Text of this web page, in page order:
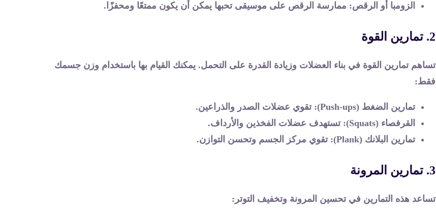
الزومبا أو الرقص: ممارسة الرقص على موسيقى تحبها يمكن أن يكون ممتعًا ومحفزًا.
2. تمارين القوة
تساهم تمارين القوة في بناء العضلات وزيادة القدرة على التحمل. يمكنك القيام بها باستخدام وزن جسمك
فقط:
تمارين الضغط (Push-ups)
: تقوي عضلات الصدر والذراعين.
القرفصاء (Squats)
: تستهدف عضلات الفخذين والأرداف.
تمارين البلانك (Plank)
: تقوي مركز الجسم وتحسن التوازن.
3. تمارين المرونة
تساعد هذه التمارين في تحسين المرونة وتخفيف التوتر: